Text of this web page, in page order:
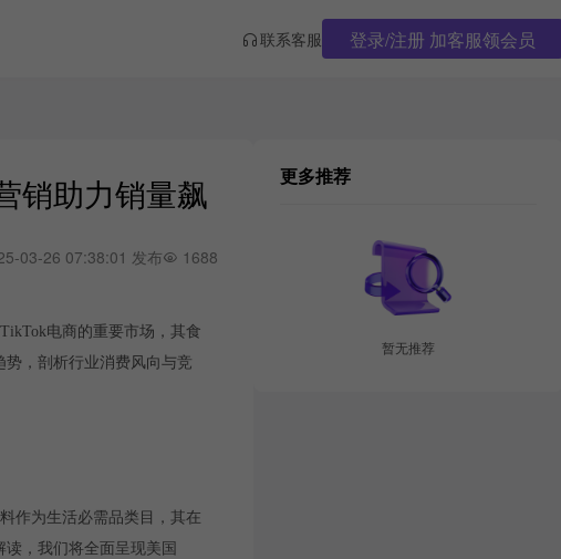
联系客服 登录/注册 加客服领会员
销助力销量飙
03-26 07:38:01 发布 1688
电商的重要市场，其食
，剖析行业消费风向与竞
作为生活必需品类目，其在
，我们将全面呈现美国
更多推荐
暂无推荐